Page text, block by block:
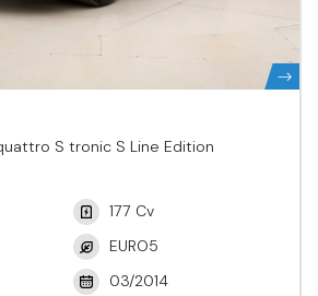
S tronic S Line Edition
177 Cv
EURO5
03/2014